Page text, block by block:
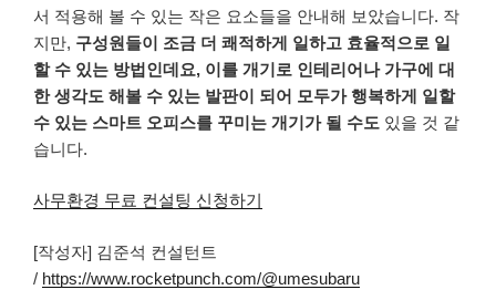
서 적용해 볼 수 있는 작은 요소들을 안내해 보았습니다. 작
지만, 구성원들이 조금 더 쾌적하게 일하고 효율적으로 일
할 수 있는 방법인데요, 이를 개기로 인테리어나 가구에 대
한 생각도 해볼 수 있는 발판이 되어 모두가 행복하게 일할
수 있는 스마트 오피스를 꾸미는 개기가 될 수도 있을 것 같
습니다.
사무환경 무료 컨설팅 신청하기
[작성자] 김준석 컨설턴트
/ https://www.rocketpunch.com/@umesubaru